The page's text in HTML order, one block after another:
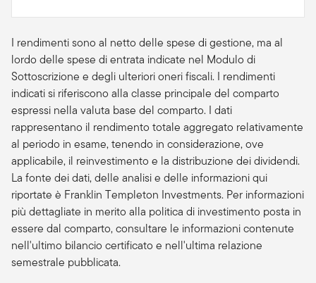
I rendimenti sono al netto delle spese di gestione, ma al
lordo delle spese di entrata indicate nel Modulo di
Sottoscrizione e degli ulteriori oneri fiscali. I rendimenti
indicati si riferiscono alla classe principale del comparto
espressi nella valuta base del comparto. I dati
rappresentano il rendimento totale aggregato relativamente
al periodo in esame, tenendo in considerazione, ove
applicabile, il reinvestimento e la distribuzione dei dividendi.
La fonte dei dati, delle analisi e delle informazioni qui
riportate è Franklin Templeton Investments. Per informazioni
più dettagliate in merito alla politica di investimento posta in
essere dal comparto, consultare le informazioni contenute
nell'ultimo bilancio certificato e nell'ultima relazione
semestrale pubblicata.